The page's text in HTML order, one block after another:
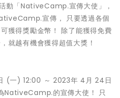
動「NativeCamp.宣傳大使」，
宣傳， 只要透過各個
獲得獎勵金幣！ 除了能獲得免費
就越有機會獲得超值大獎！
(一) 12:00 ～ 2023年 4月 24日
NativeCamp.的宣傳大使！ 只